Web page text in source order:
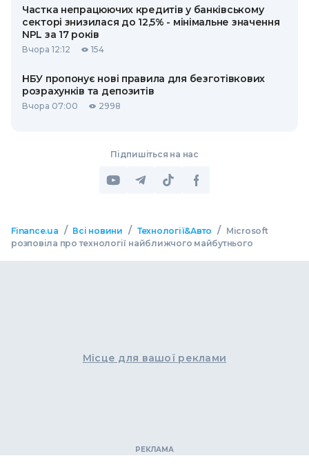
Частка непрацюючих кредитів у банківському
секторі знизилася до 12,5% - мінімальне значення
NPL за 17 років
Вчора 12:12 154
НБУ пропонує нові правила для безготівкових
розрахунків та депозитів
Вчора 07:00 2998
Підпишіться на нас
Finance.ua / Всі новини / Технології&Авто /
Microsoft
розповіла про технології найближчого майбутнього
Місце для вашої реклами